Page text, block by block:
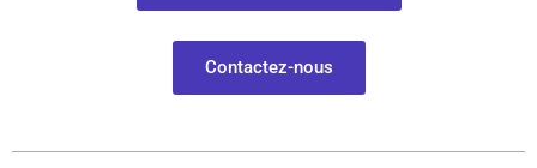
Contactez-nous